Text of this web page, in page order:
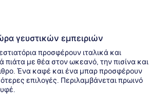
γευστικών εμπειριών
προσφέρουν ιταλικά και
πιάτα με θέα στον ωκεανό, την πισίνα και
Ένα καφέ και ένα μπαρ προσφέρουν
επιλογές. Περιλαμβάνεται πρωινό